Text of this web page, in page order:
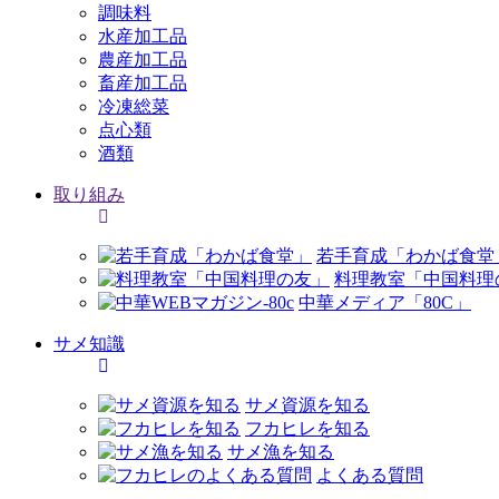
調味料
水産加工品
農産加工品
畜産加工品
冷凍総菜
点心類
酒類
取り組み
若手育成「わかば食堂
料理教室「中国料理
中華メディア「80C」
サメ知識
サメ資源を知る
フカヒレを知る
サメ漁を知る
よくある質問